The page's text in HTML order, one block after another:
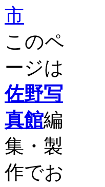
このペ
ージは
佐野写
真館編
集・製
作でお